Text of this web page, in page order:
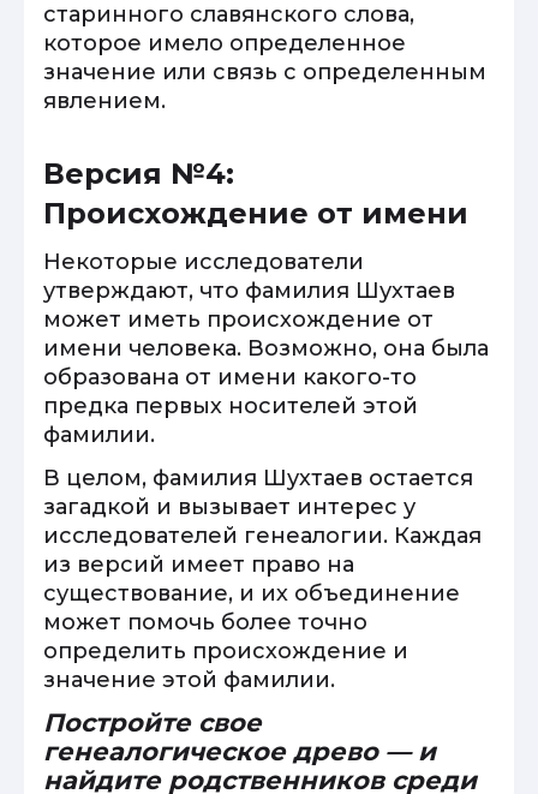
старинного славянского слова,
которое имело определенное
значение или связь с определенным
явлением.
Версия №4:
Происхождение от имени
Некоторые исследователи
утверждают, что фамилия Шухтаев
может иметь происхождение от
имени человека. Возможно, она была
образована от имени какого-то
предка первых носителей этой
фамилии.
В целом, фамилия Шухтаев остается
загадкой и вызывает интерес у
исследователей генеалогии. Каждая
из версий имеет право на
существование, и их объединение
может помочь более точно
определить происхождение и
значение этой фамилии.
Постройте свое
генеалогическое древо — и
найдите родственников среди